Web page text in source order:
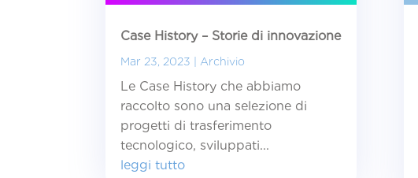
Case History – Storie di innovazione
Mar 23, 2023 Archivio
Le Case History che abbiamo
raccolto sono una selezione di
progetti di trasferimento
tecnologico, sviluppati...
leggi tutto